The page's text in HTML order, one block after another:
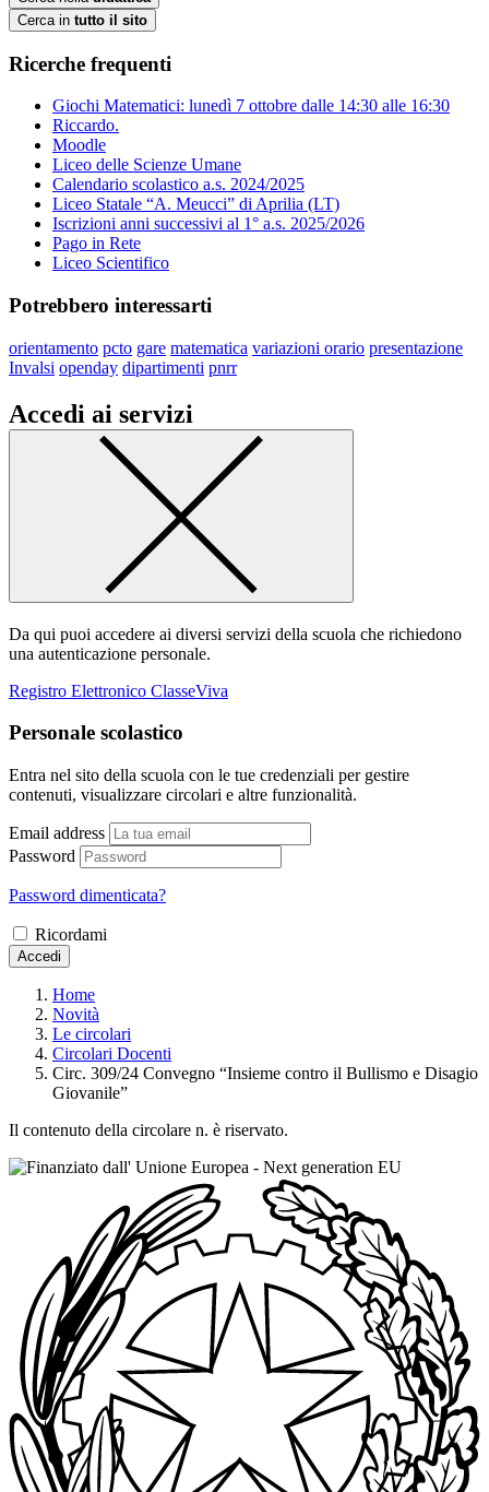
Cerca in tutto il sito
Ricerche frequenti
Giochi Matematici: lunedì 7 ottobre dalle 14:30 alle 16:30
Riccardo.
Moodle
Liceo delle Scienze Umane
Calendario scolastico a.s. 2024/2025
Liceo Statale “A. Meucci” di Aprilia (LT)
Iscrizioni anni successivi al 1° a.s. 2025/2026
Pago in Rete
Liceo Scientifico
Potrebbero interessarti
orientamento pcto gare matematica variazioni orario presentazione
Invalsi openday dipartimenti pnrr
Accedi ai servizi
Da qui puoi accedere ai diversi servizi della scuola che richiedono
una autenticazione personale.
Registro Elettronico ClasseViva
Personale scolastico
Entra nel sito della scuola con le tue credenziali per gestire
contenuti, visualizzare circolari e altre funzionalità.
Email address
Password
Password dimenticata?
Ricordami
Accedi
Home
Novità
Le circolari
Circolari Docenti
Circ. 309/24 Convegno “Insieme contro il Bullismo e Disagio
Giovanile”
Il contenuto della circolare n. è riservato.